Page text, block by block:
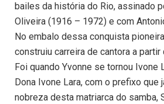
bailes da história do Rio, assinado
Oliveira (1916 – 1972) e com
No embalo dessa conquista
construiu carreira de cantora a partir
Foi quando Yvonne se tornou Ivone
Dona Ivone Lara, com o prefixo que
nobreza desta matriarca do samba,